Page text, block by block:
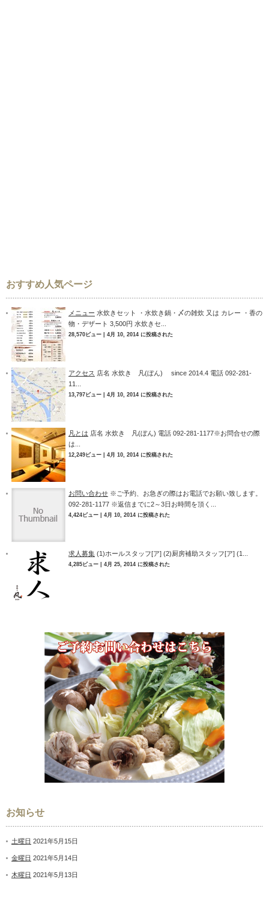
おすすめ人気ページ
メニュー 水炊きセット ・水炊き鍋・〆の雑炊 又は カレー ・香の
物・デザート 3,500円 水炊きセ...
28,570ビュー 4月 10, 2014 に投稿された
アクセス 店名 水炊き 凡(ぼん) since 2014.4 電話 092-281-
11...
13,797ビュー 4月 10, 2014 に投稿された
凡とは 店名 水炊き 凡(ぼん) 電話 092-281-1177※お問合せの際
は...
12,249ビュー 4月 10, 2014 に投稿された
お問い合わせ ※ご予約、お急ぎの際はお電話でお願い致します。
092-281-1177 ※返信までに2～3日お時間を頂く...
4,424ビュー 4月 10, 2014 に投稿された
求人募集 (1)ホールスタッフ[ア] (2)厨房補助スタッフ[ア] (1...
4,285ビュー 4月 25, 2014 に投稿された
お知らせ
土曜日 2021年5月15日
金曜日 2021年5月14日
木曜日 2021年5月13日